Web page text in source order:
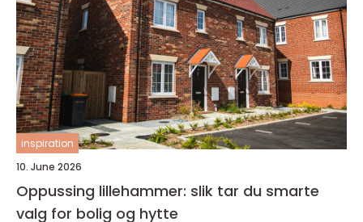
inspiration
10. June 2026
Oppussing lillehammer: slik tar du smarte
valg for bolig og hytte